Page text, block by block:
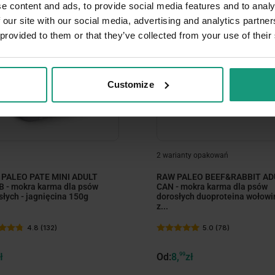
content and ads, to provide social media features and to
site with our social media, advertising and analytics
to them or that they’ve collected from your use of
Customize
minimize
minimize
PALEO PATE MINI ADULT
- mokra karma dla psów
- jagnięcina 150g
4.8 (132)
minimize
2 warianty opakowań
RAW PALEO BEEF&RABBIT
CAN - mokra karma dla psów
dorosłych duoproteina
z...
5.0 (78)
Od:8,99zł